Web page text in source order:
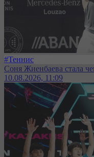
#Теннис
Соня Жиенбаева стала
10.08.2026, 11:09